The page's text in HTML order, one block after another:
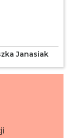
Janasiak